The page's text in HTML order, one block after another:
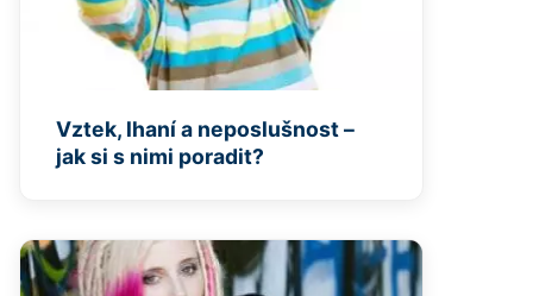
Vztek, lhaní a neposlušnost –
jak si s nimi poradit?